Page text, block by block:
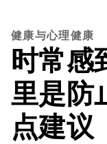
健康与心理健康
时常感
里是防
点建议